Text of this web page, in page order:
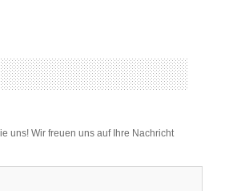
uns! Wir freuen uns auf Ihre Nachricht